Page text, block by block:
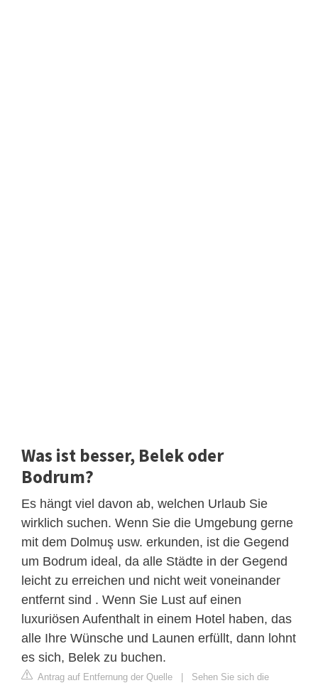
Was ist besser, Belek oder
Bodrum?
Es hängt viel davon ab, welchen Urlaub Sie
wirklich suchen. Wenn Sie die Umgebung gerne
mit dem Dolmuş usw. erkunden, ist die Gegend
um Bodrum ideal, da alle Städte in der Gegend
leicht zu erreichen und nicht weit voneinander
entfernt sind . Wenn Sie Lust auf einen
luxuriösen Aufenthalt in einem Hotel haben, das
alle Ihre Wünsche und Launen erfüllt, dann lohnt
es sich, Belek zu buchen.
Antrag auf Entfernung der Quelle | Sehen Sie sich die